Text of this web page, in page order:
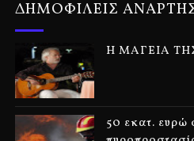
ΔΗΜΟΦΙΛΕΙΣ
Η ΜΑΓΕΙΑ
50 εκατ. ευρώ